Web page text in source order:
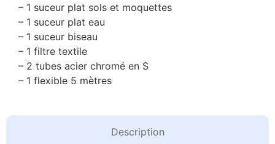
Description
– 1 suceur plat sols et moquettes
– 1 suceur plat eau
– 1 suceur biseau
– 1 filtre textile
– 2 tubes acier chromé en S
– 1 flexible 5 mètres